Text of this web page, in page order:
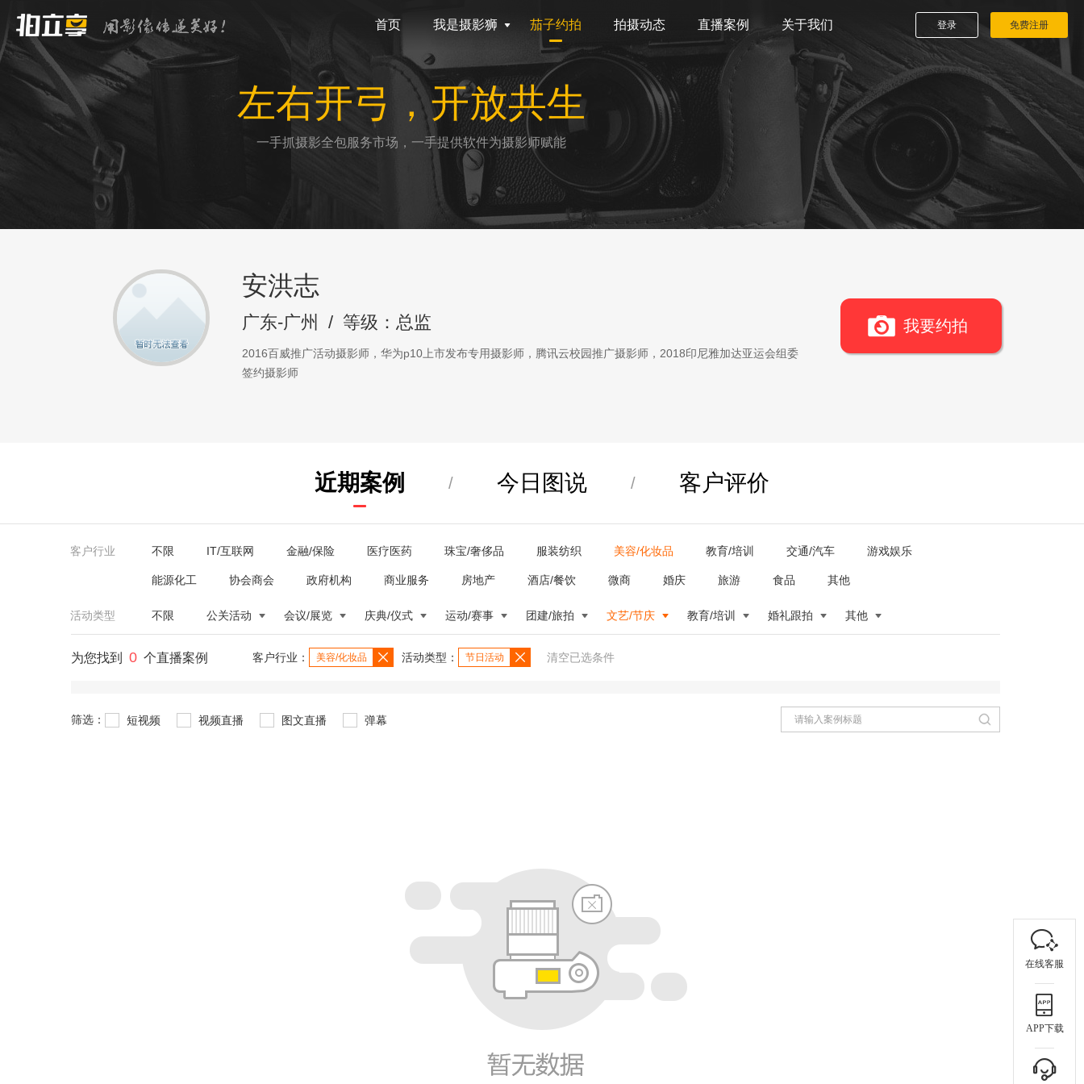
首页 我是摄影狮 茄子约拍 拍摄动态 直播案例 关于我们 登录 免费注册
左右开弓，开放共生
一手抓摄影全包服务市场，一手提供软件为摄影师赋能
安洪志
广东-广州 / 等级：总监
2016百威推广活动摄影师，华为p10上市发布专用摄影师，腾讯云校园推广摄影师，2018印尼雅加达亚运会组委
签约摄影师
我要约拍
近期案例 / 今日图说 / 客户评价
客户行业 不限 IT/互联网 金融/保险 医疗医药 珠宝/奢侈品 服装纺织 美容/化妆品 教育/培训 交通/汽车 游戏娱乐
能源化工 协会商会 政府机构 商业服务 房地产 酒店/餐饮 微商 婚庆 旅游 食品 其他
活动类型 不限 公关活动 会议/展览 庆典/仪式 运动/赛事 团建/旅拍 文艺/节庆 教育/培训 婚礼跟拍 其他
为您找到 0 个直播案例 客户行业： 美容/化妆品 活动类型： 节日活动 清空已选条件
筛选： 短视频 视频直播 图文直播 弹幕
在线客服
APP下载